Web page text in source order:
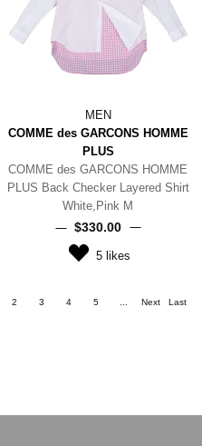
MEN
COMME des GARCONS HOMME
PLUS
COMME des GARCONS HOMME
PLUS Back Checker Layered Shirt
White,Pink M
$‌330.00
5 likes
2 3 4 5 Next Last